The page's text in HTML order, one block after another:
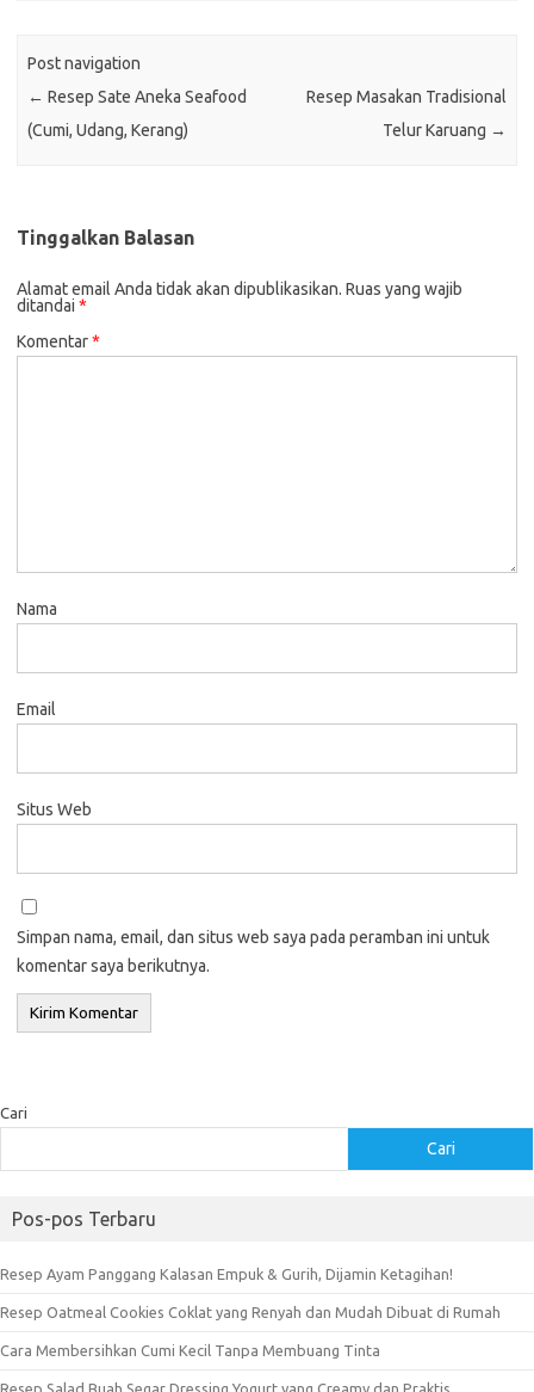
Post navigation
← Resep Sate Aneka Seafood
(Cumi, Udang, Kerang)
Resep Masakan Tradisional
Telur Karuang →
Tinggalkan Balasan
Alamat email Anda tidak akan dipublikasikan. Ruas yang wajib
ditandai *
Komentar*
Nama
Email
Situs Web
Simpan nama, email, dan situs web saya pada peramban ini untuk
komentar saya berikutnya.
Cari
Cari
Pos-pos Terbaru
Resep Ayam Panggang Kalasan Empuk & Gurih, Dijamin Ketagihan!
Resep Oatmeal Cookies Coklat yang Renyah dan Mudah Dibuat di Rumah
Cara Membersihkan Cumi Kecil Tanpa Membuang Tinta
Resep Salad Buah Segar Dressing Yogurt yang Creamy dan Praktis